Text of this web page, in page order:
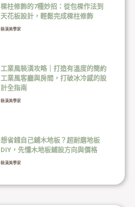
樑柱修飾的7種妙招：從包樑作法到
天花板設計，輕鬆完成樑柱修飾
裝潢美學家
工業風裝潢攻略｜打造有溫度的簡約
工業風客廳與房間，打破冰冷感的設
計全指南
裝潢美學家
想省錢自己鋪木地板？超耐磨地板
DIY，先懂木地板鋪設方向與價格
裝潢美學家